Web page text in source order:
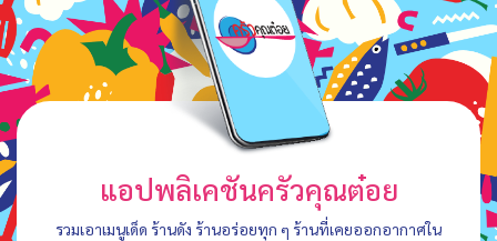
แอปพลิเคชันครัวคุณต๋อย
รวมเอาเมนูเด็ด ร้านดัง ร้านอร่อยทุก ๆ ร้านที่เคยออกอากาศใน